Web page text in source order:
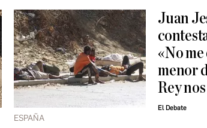
ESPAÑA
Juan
«No
menor
Rey
El Debate